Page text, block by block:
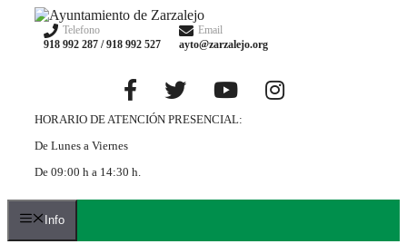
Saltar
contenido
Telefono
918 992 287 / 918 992 527
Email
ayto@zarzalejo.org
HORARIO DE ATENCIÓN PRESENCIAL:
De Lunes a Viernes
De 09:00 h a 14:30 h.
Info